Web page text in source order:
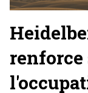
renforce